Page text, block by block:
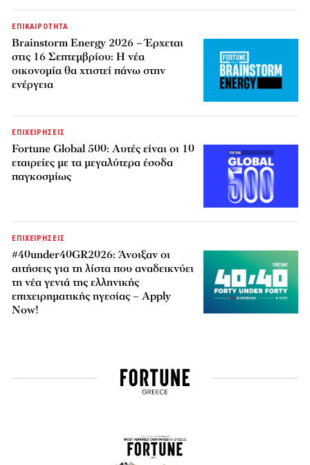
ΕΠΙΚΑΙΡΟΤΗΤΑ
Brainstorm Energy 2026 – Έρχεται
στις 16 Σεπτεμβρίου: Η νέα
οικονομία θα χτιστεί πάνω στην
ενέργεια
ΕΠΙΧΕΙΡΗΣΕΙΣ
Fortune Global 500: Αυτές είναι οι 10
εταιρείες με τα μεγαλύτερα έσοδα
παγκοσμίως
ΕΠΙΧΕΙΡΗΣΕΙΣ
#40under40GR2026: Άνοιξαν οι
αιτήσεις για τη λίστα που αναδεικνύει
τη νέα γενιά της ελληνικής
επιχειρηματικής ηγεσίας – Apply
Now!